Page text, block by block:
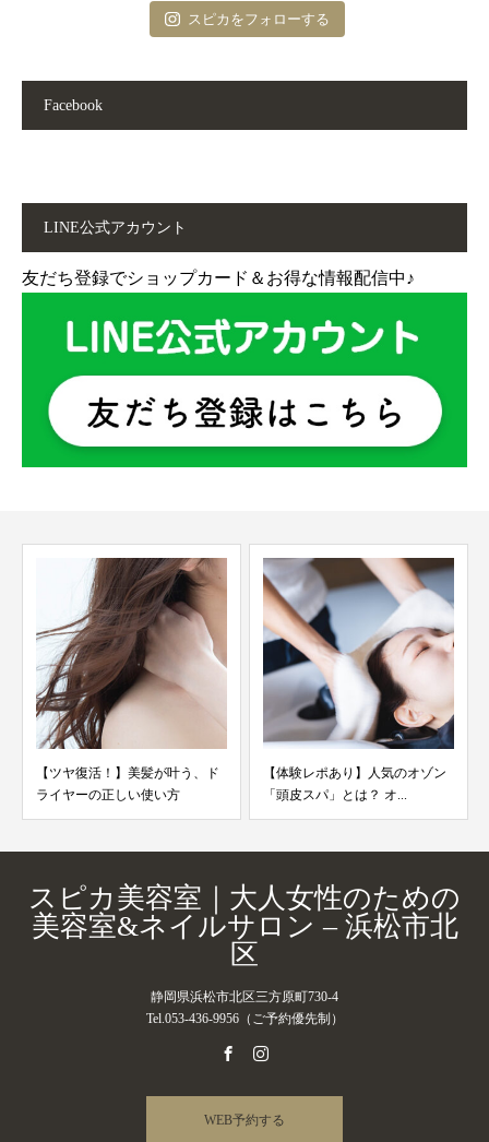
スピカをフォローする
Facebook
LINE公式アカウント
友だち登録でショップカード＆お得な情報配信中♪
【ツヤ復活！】美髪が叶う、ド
ライヤーの正しい使い方
【体験レポあり】人気のオゾン
「頭皮スパ」とは？ オ...
スピカ美容室｜大人女性のための
美容室&ネイルサロン – 浜松市北
区
静岡県浜松市北区三方原町730-4
Tel.053-436-9956（ご予約優先制）
WEB予約する